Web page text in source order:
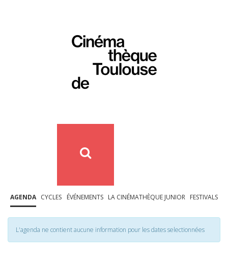
AGENDA CYCLES ÉVÉNEMENTS LA CINÉMATHÈQUE JUNIOR FESTIVALS
L'agenda ne contient aucune information pour les dates selectionnées